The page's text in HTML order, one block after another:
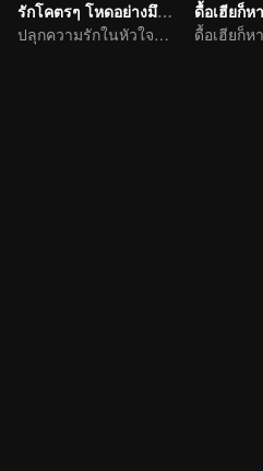
รักโคตรๆ โหดอย่างมึง 3
ปลุกความรักในหัวใจที่ลืมเลือน
ดื้อเฮียก็ห
ดื้อเฮียก็ห